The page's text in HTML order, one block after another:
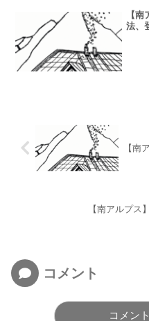
【
法、
【南
【南アルプス
コメント
コメン